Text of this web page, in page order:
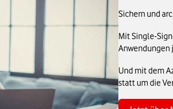
Sichern und
Mit Single-
Anwendungen
Und mit dem
statt um die